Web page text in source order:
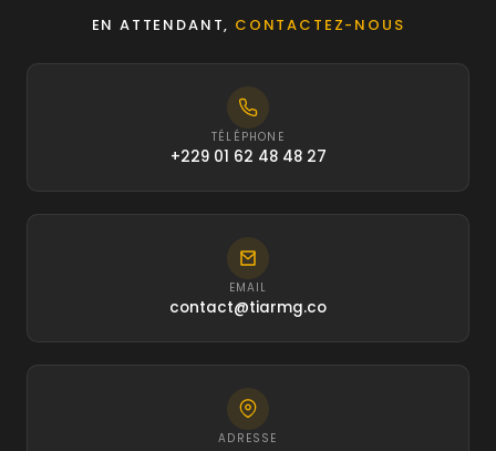
EN ATTENDANT, CONTACTEZ-NOUS
TÉLÉPHONE
+229 01 62 48 48 27
EMAIL
contact@tiarmg.co
ADRESSE